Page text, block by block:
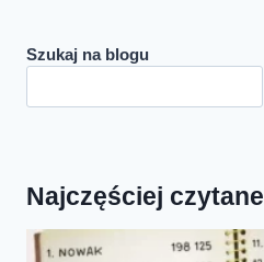
Szukaj na blogu
Najczęściej czytane